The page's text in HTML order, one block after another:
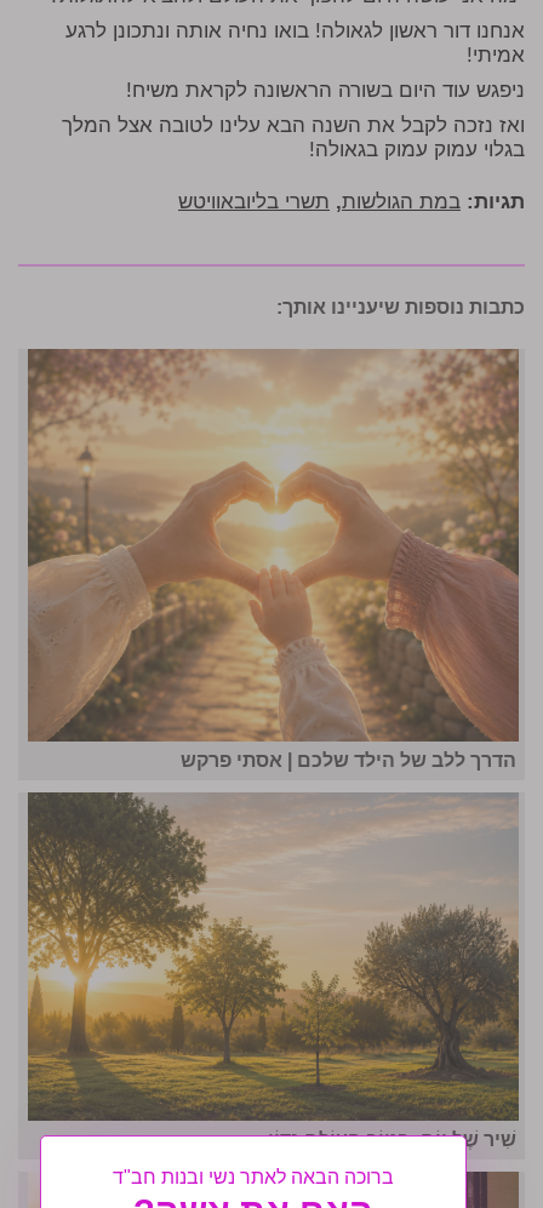
אנחנו דור ראשון לגאולה! בואו נחיה אותה ונתכונן לרגע
אמיתי!
ניפגש עוד היום בשורה הראשונה לקראת משיח!
ואז נזכה לקבל את השנה הבא עלינו לטובה אצל המלך
בגלוי עמוק עמוק בגאולה!
תגיות: במת הגולשות, תשרי בליובאוויטש
כתבות נוספות שיעניינו אותך:
הדרך ללב של הילד שלכם | אסתי פרקש
שִׁיר שֶׁל יוֹם: בְּטוֹב הָעוֹלָם נִדּוֹן
ברוכה הבאה לאתר נשי ובנות חב"ד